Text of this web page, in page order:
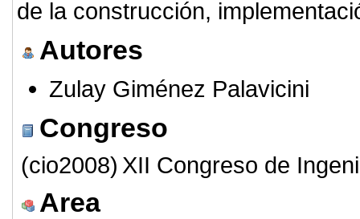
de la construcción,
Autores
Zulay Giménez Palavicini
Congreso
(cio2008) XII Congreso de
Area